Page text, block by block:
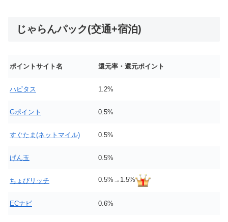
じゃらんパック(交通+宿泊)
ポイントサイト名 還元率・還元ポイント
ハピタス 1.2%
Gポイント 0.5%
すぐたま(ネットマイル) 0.5%
げん玉 0.5%
ちょびリッチ 0.5%→1.5%
ECナビ 0.6%